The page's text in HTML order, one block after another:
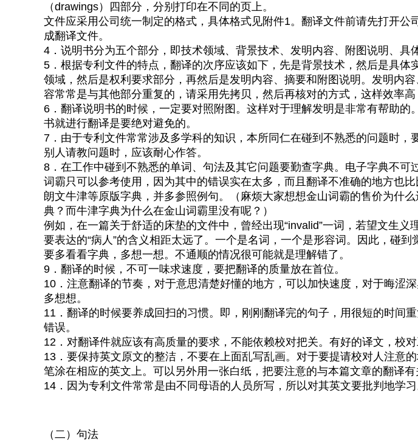
（drawings）四部分，分别打印在不同的页上。
文件应采用公司统一制定的格式，具体格式见附件1。翻译文件前请先打开公
成翻译文件。
4．说明书分为五个部分，即技术领域、背景技术、发明内容、附图说明、具
5．根据专利文件的特点，翻译的次序应该如下，先是背景技术，然后是具体
领域，然后是权利要求部分，再然后是发明内容、摘要和附图说明。发明内
容常常是与其他部分重复的，请采用先拷贝，然后再核对的方式，这样效率高
6．翻译说明书的时候，一定要对照附图。这样对于理解发明是非常有帮助的
书就进行翻译是要绝对避免的。
7．由于专利文件常常涉及多学科的知识，本所同仁在碰到不熟悉的问题时，
别人请教问题时，应该耐心作答。
8．在工作中碰到不熟悉的单词、句法及其它问题要勤查字典。电子字典不可
词霸只可以参考使用，因为其中的错误实在太多，而且翻译不准确的地方也
朗文牛津等原版字典，并多参照例句。（麻烦大家想想金山词霸的售价为什
典？而牛津字典为什么在金山词霸里没有呢？）
例如，在一篇关于舒适的床垫的文件中，曾经出现“invalid”一词，若望文生义
要表达的“病人”的含义相距太远了。一个是名词，一个是形容词。因此，碰到
要多看看字典，多想一想。不通顺的情况很可能就是理解错了。
9．翻译的时候，不可一味求速度，要把翻译的质量放在首位。
10．注意翻译的节奏，对于意思清楚好懂的地方，可以加快速度，对于晦涩
多想想。
11．翻译的时候要养成回扫的习惯。即，刚刚翻译完的句子，用很短的时间
错误。
12．对翻译件就应该有高质量的要求，不能依赖校对把关。有好的译文，校对
13．要保持英文原文的整洁，不要在上面乱写乱画。对于要提请校对人注意
笔涂在相应的英文上。可以另外用一张白纸，把要注意的与本篇文章的翻译有
14．因为专利文件常常是由不同母语的人员所写，所以对其英文要批判地学习
（二）句法